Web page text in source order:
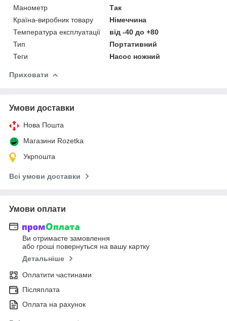
Манометр
Так
Країна-виробник товару
Німеччина
Температура експлуатації
від -40 до +80
Тип
Портативний
Теги
Насос ножний
Приховати
Умови доставки
Нова Пошта
Магазини Rozetka
Укрпошта
Всі умови доставки
Умови оплати
Ви отримаєте замовлення
або гроші повернуться на вашу картку
Детальніше
Оплатити частинами
Післяплата
Оплата на рахунок